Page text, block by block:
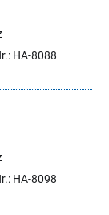
HA-8088
HA-8098